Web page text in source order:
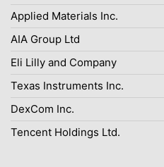
Applied Materials Inc.
AIA Group Ltd
Eli Lilly and Company
Texas Instruments Inc.
DexCom Inc.
Tencent Holdings Ltd.